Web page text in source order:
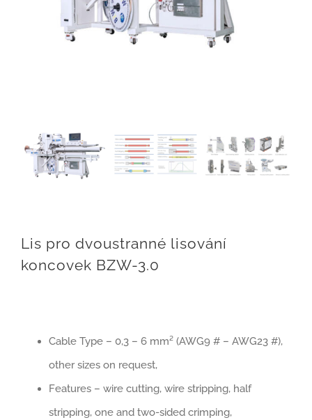
Lis pro dvoustranné lisování
koncovek BZW-3.0
Cable Type – 0,3 – 6 mm² (AWG9 # – AWG23 #),
other sizes on request,
Features – wire cutting, wire stripping, half
stripping, one and two-sided crimping,